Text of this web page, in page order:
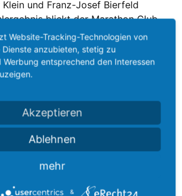
Klein und Franz-Josef Bierfeld
blickt der Marathon Club
in die Zukunft und freut sich
Jahre.
die Versammlung fand die
Teilen
Website-Tracking-Technologien von
Dienste anzubieten, stetig zu
Werbung entsprechend den Interessen
Akzeptieren
Ablehnen
mehr
&